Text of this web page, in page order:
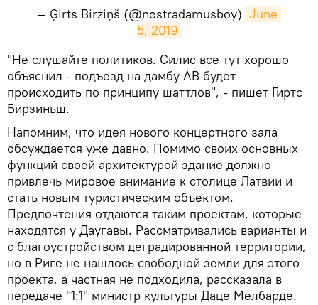
— Ģirts Birziņš (@nostradamusboy) June
5, 2019
​"Не слушайте политиков. Силис все тут хорошо
объяснил - подъезд на дамбу AB будет
происходить по принципу шаттлов", - пишет Гиртс
Бирзиньш.
Напомним, что идея нового концертного зала
обсуждается уже давно. Помимо своих основных
функций своей архитектурой здание должно
привлечь мировое внимание к столице Латвии и
стать новым туристическим объектом.
Предпочтения отдаются таким проектам, которые
находятся у Даугавы. Рассматривались варианты и
с благоустройством деградированной территории,
но в Риге не нашлось свободной земли для этого
проекта, а частная не подходила, рассказала в
передаче "1:1" министр культуры Даце Мелбарде.